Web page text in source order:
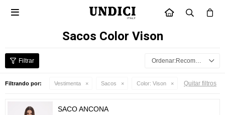
INICIO

Sacos Color Vison
Recomendados
Filtrando por: Vestimenta Sacos Color: Vison Quitar filtros
SACO ANCONA